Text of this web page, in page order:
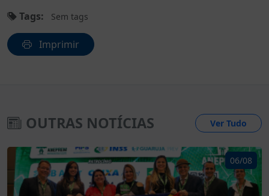
Tags: Sem tags
Imprimir
OUTRAS NOTÍCIAS Ver Tudo
06/08